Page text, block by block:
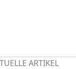
ARTIKEL